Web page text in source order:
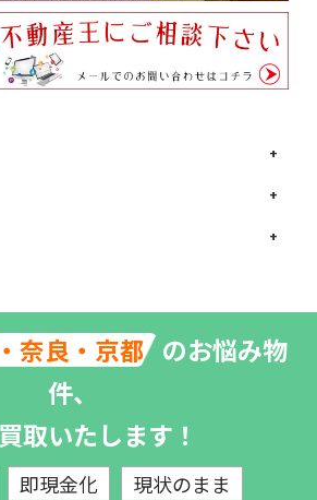
奈良・京都 のお悩み物
件、
取いたします！
即現金化 現状のまま